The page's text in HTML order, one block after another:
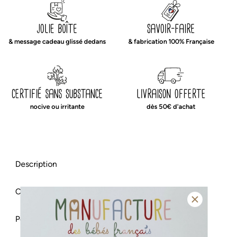
jolie boîte
& message cadeau glissé dedans
savoir-faire
& fabrication 100% Française
certifié sans substance
nocive ou irritante
livraison offerte
dès 50€ d'achat
Description
tapis de jeux en ouate épaisse totalement réversible
pour changer de déco en un instant !
Le tapis de jeux bébé est un indispensable au développement
de votre tout-petit. Dès que bébé sera plus éveillé, il va aimer se
Caractéristiques & entretien
fiche technique
Personnalisation